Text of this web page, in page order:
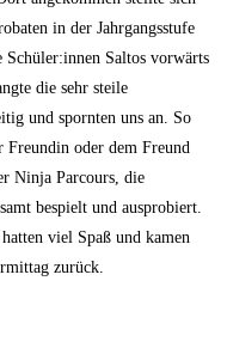
in der Jahrgangsstufe
Schüler:innen Saltos vorwärts
die sehr steile
und spornten uns an. So
Freundin oder dem Freund
Ninja Parcours, die
bespielt und ausprobiert.
viel Spaß und kamen
zurück.